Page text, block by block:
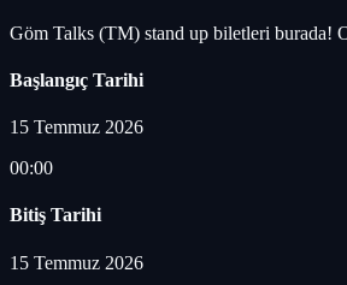
Göm Talks (TM) stand up biletleri burada!
Başlangıç Tarihi
15 Temmuz 2026
00:00
Bitiş Tarihi
15 Temmuz 2026